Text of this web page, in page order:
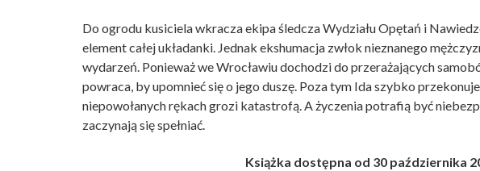
Do ogrodu kusiciela wkracza ekipa śledcza Wydziału Opętań i
element całej układanki. Jednak ekshumacja zwłok nieznanego
wydarzeń. Ponieważ we Wrocławiu dochodzi do przerażających
powraca, by upomnieć się o jego duszę. Poza tym Ida szybko
niepowołanych rękach grozi katastrofą. A życzenia potrafią być
zaczynają się spełniać.
Książka dostępna od 30 października